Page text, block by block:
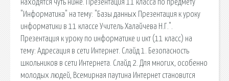
находятся чуть ниже. Презентация 11 класса по предмету
"Информатика" на тему: "Базы данных Презентация к уроку
информатики в 11 классе Учитель Халайчева Н.Г.".
Презентация к уроку по информатике и икт (11 класс) на
тему: Адресация в сети Интернет. Слайд 1. Безопасность
школьников в сети Интернета. Слайд 2. Для многих, особенно
молодых людей, Всемирная паутина Интернет становится